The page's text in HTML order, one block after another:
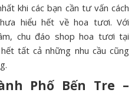
khi các bạn cần tư vấn cách
hiểu hết về hoa tươi. Với
chu đáo shop hoa tươi tại
tất cả những nhu cầu cũng
Phố Bến Tre –